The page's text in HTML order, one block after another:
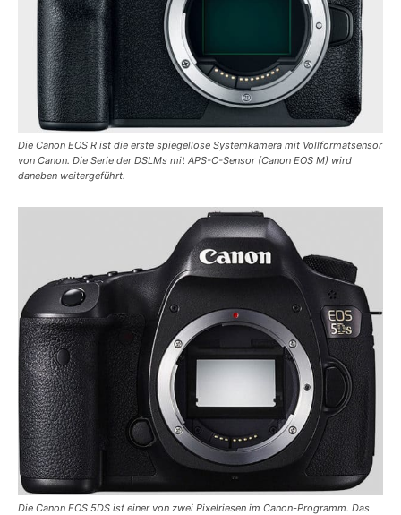
Die Canon EOS R ist die erste spiegellose Systemkamera mit Vollformatsensor
von Canon. Die Serie der DSLMs mit APS-C-Sensor (Canon EOS M) wird
daneben weitergeführt.
Die Canon EOS 5DS ist einer von zwei Pixelriesen im Canon-Programm. Das